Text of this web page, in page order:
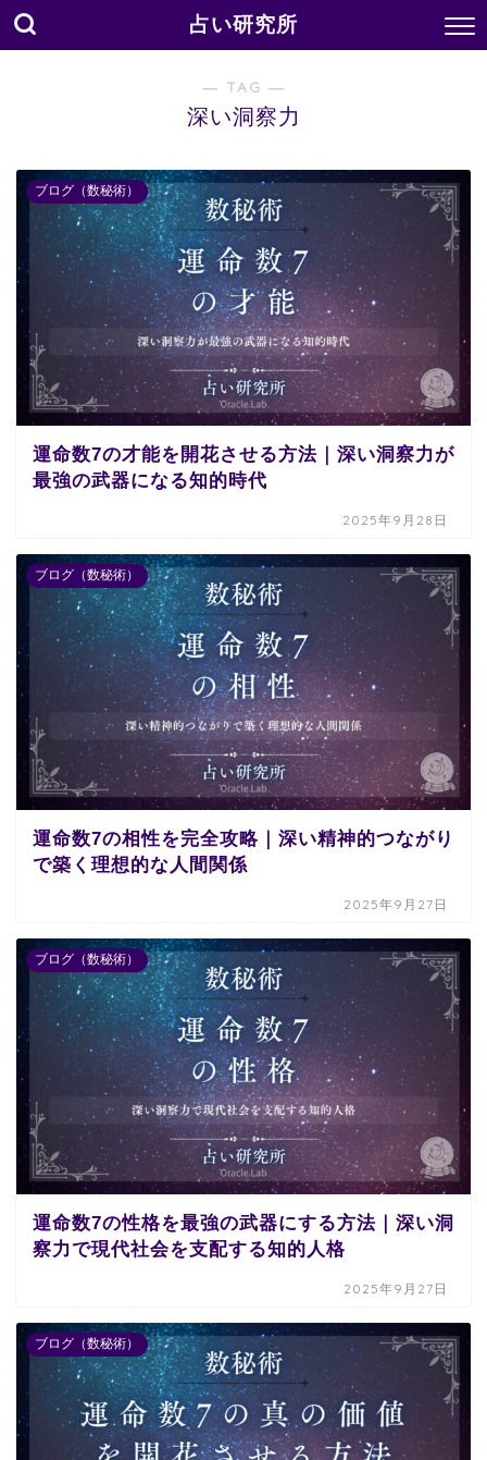
占い研究所
― TAG ―
深い洞察力
ブログ（数秘術）
運命数7の才能を開花させる方法｜深い洞察力が
最強の武器になる知的時代
2025年9月28日
ブログ（数秘術）
運命数7の相性を完全攻略｜深い精神的つながり
で築く理想的な人間関係
2025年9月27日
ブログ（数秘術）
運命数7の性格を最強の武器にする方法｜深い洞
察力で現代社会を支配する知的人格
2025年9月27日
ブログ（数秘術）